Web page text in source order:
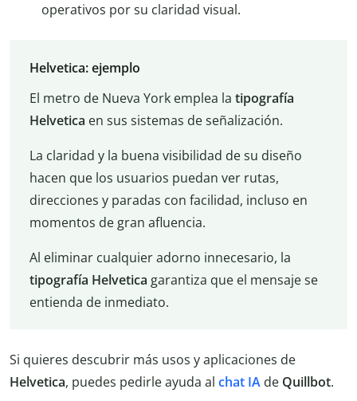
operativos por su claridad visual.
Helvetica: ejemplo
El metro de Nueva York emplea la tipografía
Helvetica en sus sistemas de señalización.
La claridad y la buena visibilidad de su diseño
hacen que los usuarios puedan ver rutas,
direcciones y paradas con facilidad, incluso en
momentos de gran afluencia.
Al eliminar cualquier adorno innecesario, la
tipografía Helvetica garantiza que el mensaje se
entienda de inmediato.
Si quieres descubrir más usos y aplicaciones de
Helvetica, puedes pedirle ayuda al chat IA de Quillbot.